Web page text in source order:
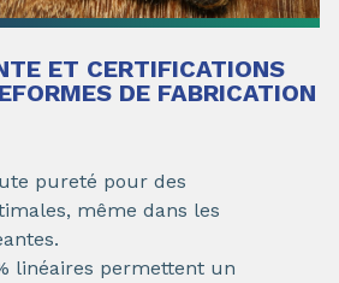
ET CERTIFICATIONS
DE FABRICATION
pureté pour des
même dans les
linéaires permettent un